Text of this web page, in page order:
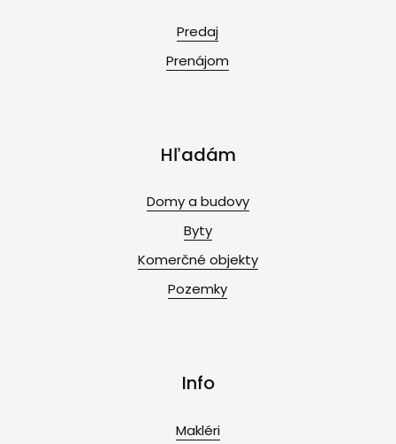
Predaj
Prenájom
Hľadám
Domy a budovy
Byty
Komerčné objekty
Pozemky
Info
Makléri